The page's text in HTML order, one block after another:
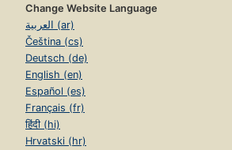
Change Website Language
العربية (ar)
Čeština (cs)
Deutsch (de)
English (en)
Español (es)
Français (fr)
हिंदी (hi)
Hrvatski (hr)